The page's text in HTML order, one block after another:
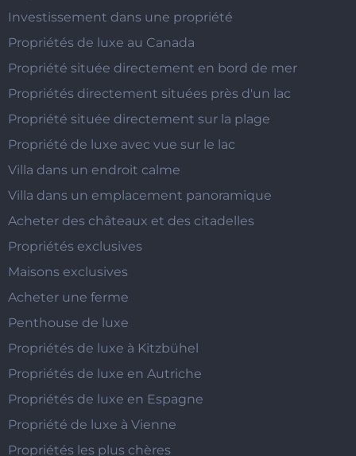
Investissement dans une propriété
Propriétés de luxe au Canada
Propriété située directement en bord de mer
Propriétés directement situées près d'un lac
Propriété située directement sur la plage
Propriété de luxe avec vue sur le lac
Villa dans un endroit calme
Villa dans un emplacement panoramique
Acheter des châteaux et des citadelles
Propriétés exclusives
Maisons exclusives
Acheter une ferme
Penthouse de luxe
Propriétés de luxe à Kitzbühel
Propriétés de luxe en Autriche
Propriétés de luxe en Espagne
Propriété de luxe à Vienne
Propriétés les plus chères